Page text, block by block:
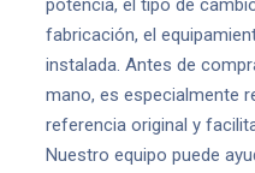
potencia, el tipo de
fabricación, el
instalada. Antes de
mano, es especialmente
referencia original y
Nuestro equipo puede